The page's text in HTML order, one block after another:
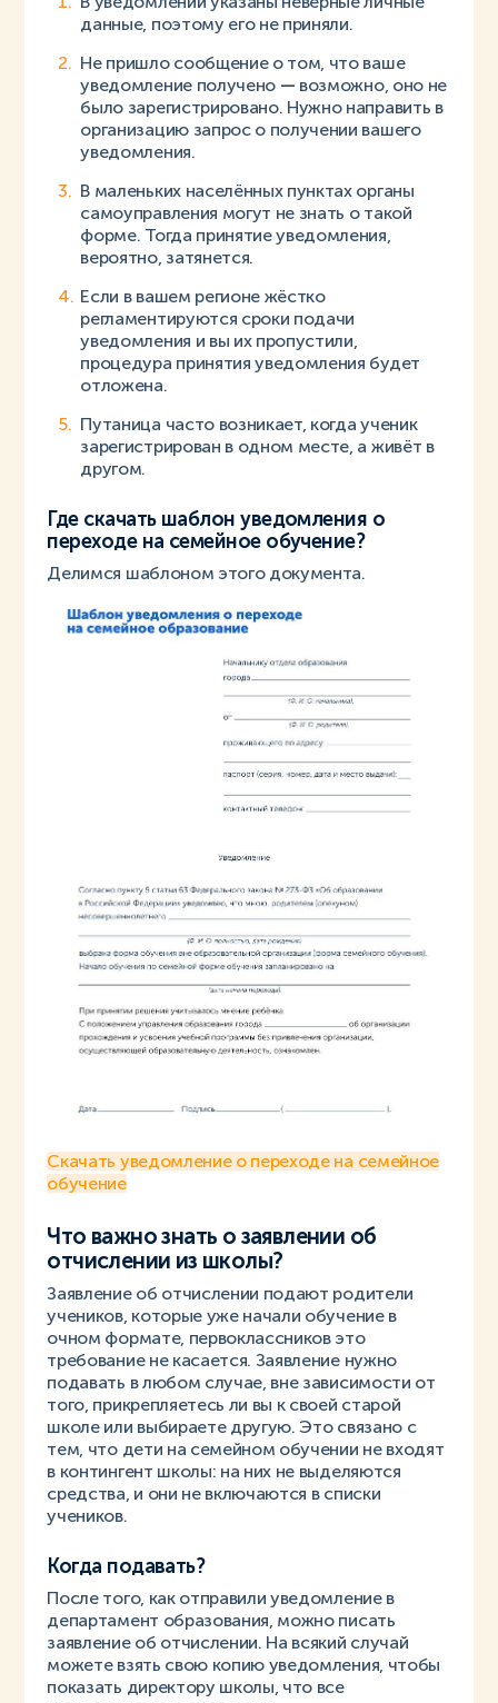
данные, поэтому его не приняли.
Не пришло сообщение о том, что ваше
уведомление получено — возможно, оно не
было зарегистрировано. Нужно направить в
организацию запрос о получении вашего
уведомления.
В маленьких населённых пунктах органы
самоуправления могут не знать о такой
форме. Тогда принятие уведомления,
вероятно, затянется.
Если в вашем регионе жёстко
регламентируются сроки подачи
уведомления и вы их пропустили,
процедура принятия уведомления будет
отложена.
Путаница часто возникает, когда ученик
зарегистрирован в одном месте, а живёт в
другом.
Где скачать шаблон уведомления о
переходе на семейное обучение?
Делимся шаблоном этого документа.
Скачать уведомление о переходе на семейное
обучение
Что важно знать о заявлении об
отчислении из школы?
Заявление об отчислении подают родители
учеников, которые уже начали обучение в
очном формате, первоклассников это
требование не касается. Заявление нужно
подавать в любом случае, вне зависимости от
того, прикрепляетесь ли вы к своей старой
школе или выбираете другую. Это связано с
тем, что дети на семейном обучении не входят
в контингент школы: на них не выделяются
средства, и они не включаются в списки
учеников.
Когда подавать?
После того, как отправили уведомление в
департамент образования, можно писать
заявление об отчислении. На всякий случай
можете взять свою копию уведомления, чтобы
показать директору школы, что все